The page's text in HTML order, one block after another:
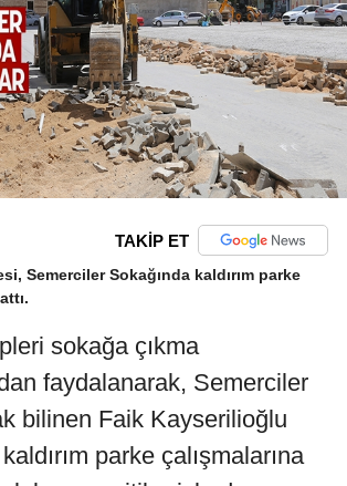
TAKİP ET
Semerciler Sokağında kaldırım parke
sokağa çıkma
faydalanarak, Semerciler
bilinen Faik Kayserilioğlu
parke çalışmalarına